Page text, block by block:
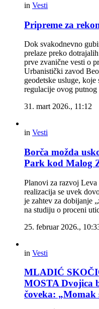
in Vesti
Pripreme za
Dok svakodnevno
prelaze preko
prve zvanične vesti o
Urbanistički zavod
geodetske usluge,
regulacije ovog putnog
31. mart 2026., 11:12
in Vesti
Borča možda
Park kod Malog
Planovi za razvoj
realizacija se uvek
je zahtev za dobijanje
na studiju o proceni
25. februar 2026.,
in Vesti
MLADIĆ
MOSTA Dvojica
čoveka: „Momak